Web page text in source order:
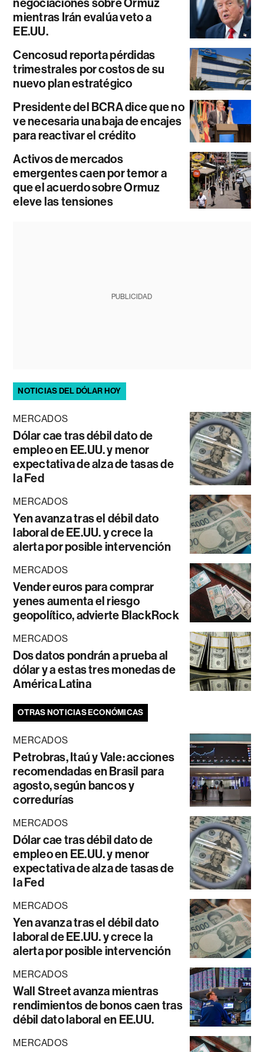
negociaciones sobre Ormuz
mientras Irán evalúa veto a
EE.UU.
Cencosud reporta pérdidas
trimestrales por costos de su
nuevo plan estratégico
Presidente del BCRA dice que no
ve necesaria una baja de encajes
para reactivar el crédito
Activos de mercados
emergentes caen por temor a
que el acuerdo sobre Ormuz
eleve las tensiones
PUBLICIDAD
NOTICIAS DEL DÓLAR HOY
MERCADOS
Dólar cae tras débil dato de
empleo en EE.UU. y menor
expectativa de alza de tasas de
la Fed
MERCADOS
Yen avanza tras el débil dato
laboral de EE.UU. y crece la
alerta por posible intervención
MERCADOS
Vender euros para comprar
yenes aumenta el riesgo
geopolítico, advierte BlackRock
MERCADOS
Dos datos pondrán a prueba al
dólar y a estas tres monedas de
América Latina
OTRAS NOTICIAS ECONÓMICAS
MERCADOS
Petrobras, Itaú y Vale: acciones
recomendadas en Brasil para
agosto, según bancos y
corredurías
MERCADOS
Dólar cae tras débil dato de
empleo en EE.UU. y menor
expectativa de alza de tasas de
la Fed
MERCADOS
Yen avanza tras el débil dato
laboral de EE.UU. y crece la
alerta por posible intervención
MERCADOS
Wall Street avanza mientras
rendimientos de bonos caen tras
débil dato laboral en EE.UU.
MERCADOS